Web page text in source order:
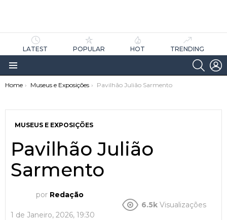
LATEST POPULAR HOT TRENDING
Menu
You are here:
Home Museus e Exposições Pavilhão Julião Sarmento
MUSEUS E EXPOSIÇÕES
Pavilhão Julião
Sarmento
por Redação
1 de Janeiro, 2026, 19:30
6.5k Visualizações